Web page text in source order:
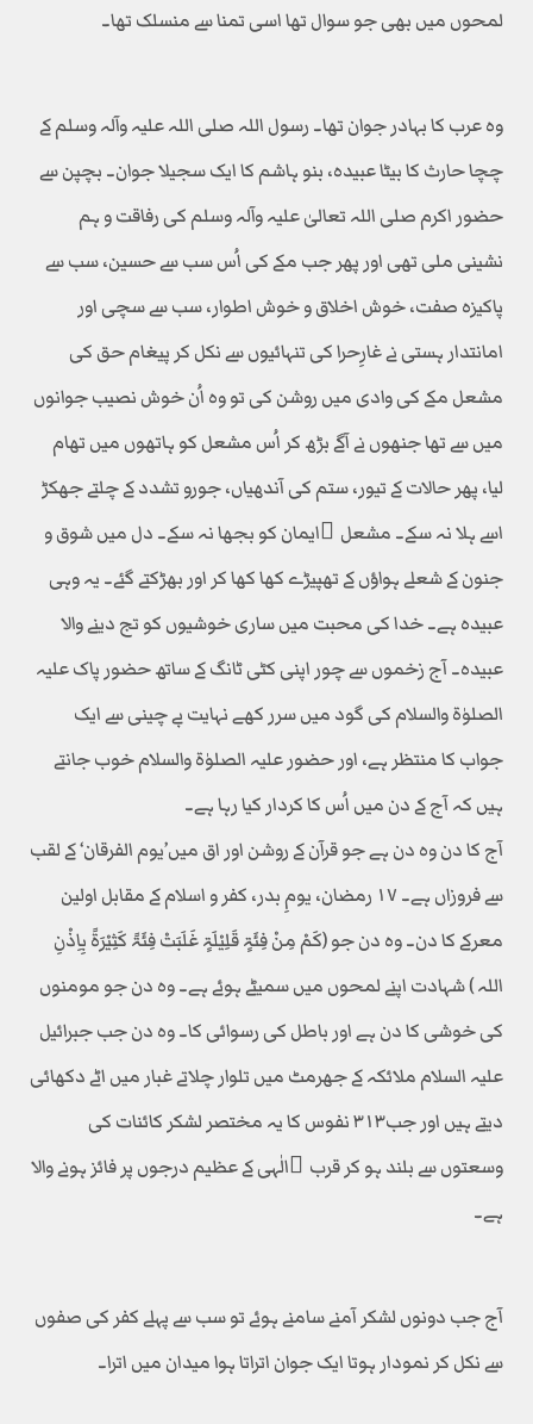
لمحوں میں بھی جو سوال تھا اسی تمنا سے منسلک تھا۔
وہ عرب کا بہادر جوان تھا۔ رسول اللہ صلی اللہ علیہ وآلہ وسلم کے
چچا حارث کا بیٹا عبیدہ، بنو ہاشم کا ایک سجیلا جوان۔ بچپن سے
حضور اکرم صلی اللہ تعالیٰ علیہ وآلہ وسلم کی رفاقت و ہم
نشینی ملی تھی اور پھر جب مکے کی اُس سب سے حسین، سب سے
پاکیزہ صفت، خوش اخلاق و خوش اطوار، سب سے سچی اور
امانتدار ہستی نے غارِحرا کی تنہائیوں سے نکل کر پیغام حق کی
مشعل مکے کی وادی میں روشن کی تو وہ اُن خوش نصیب جوانوں
میں سے تھا جنھوں نے آگے بڑھ کر اُس مشعل کو ہاتھوں میں تھام
لیا، پھر حالات کے تیور، ستم کی آندھیاں، جورو تشدد کے چلتے جھکڑ
اسے ہلا نہ سکے۔ مشعل ِایمان کو بجھا نہ سکے۔ دل میں شوق و
جنون کے شعلے ہواؤں کے تھپیڑے کھا کھا کر اور بھڑکتے گئے۔ یہ وہی
عبیدہ ہے۔ خدا کی محبت میں ساری خوشیوں کو تج دینے والا
عبیدہ۔ آج زخموں سے چور اپنی کٹی ٹانگ کے ساتھ حضور پاک علیہ
الصلوٰۃ والسلام کی گود میں سرر کھے نہایت بے چینی سے ایک
جواب کا منتظر ہے، اور حضور علیہ الصلوٰۃ والسلام خوب جانتے
ہیں کہ آج کے دن میں اُس کا کردار کیا رہا ہے۔
آج کا دن وہ دن ہے جو قرآن کے روشن اور اق میں’یوم الفرقان‘ کے لقب
سے فروزاں ہے۔ ۱۷ رمضان، یومِ بدر، کفر و اسلام کے مقابل اولین
معرکے کا دن۔ وہ دن جو (کَمْ مِنْ فِئَۃٍ قَلِیْلَۃٍ غَلَبَتْ فِئَۃً کَثِیْرَۃً بِاِذْنِ
اللہ ) شہادت اپنے لمحوں میں سمیٹے ہوئے ہے۔ وہ دن جو مومنوں
کی خوشی کا دن ہے اور باطل کی رسوائی کا۔ وہ دن جب جبرائیل
علیہ السلام ملائکہ کے جھرمٹ میں تلوار چلاتے غبار میں اٹے دکھائی
دیتے ہیں اور جب۳۱۳ نفوس کا یہ مختصر لشکر کائنات کی
وسعتوں سے بلند ہو کر قرب ِالٰہی کے عظیم درجوں پر فائز ہونے والا
ہے۔
آج جب دونوں لشکر آمنے سامنے ہوئے تو سب سے پہلے کفر کی صفوں
سے نکل کر نمودار ہوتا ایک جوان اتراتا ہوا میدان میں اترا۔